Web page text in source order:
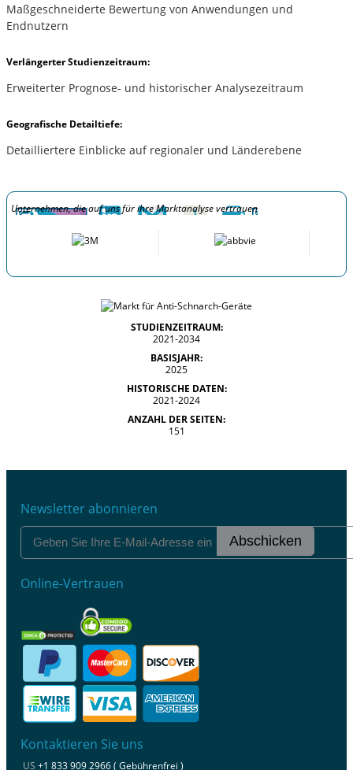
Maßgeschneiderte Bewertung von Anwendungen und
Endnutzern
Verlängerter Studienzeitraum:
Erweiterter Prognose- und historischer Analysezeitraum
Geografische Detailtiefe:
Detailliertere Einblicke auf regionaler und Länderebene
Unternehmen, die auf uns für ihre Marktanalyse vertrauen
STUDIENZEITRAUM:
2021-2034
BASISJAHR:
2025
HISTORISCHE DATEN:
2021-2024
ANZAHL DER SEITEN:
151
Newsletter abonnieren
Abschicken
Online-Vertrauen
Kontaktieren Sie uns
US +1 833 909 2966 ( Gebührenfrei )